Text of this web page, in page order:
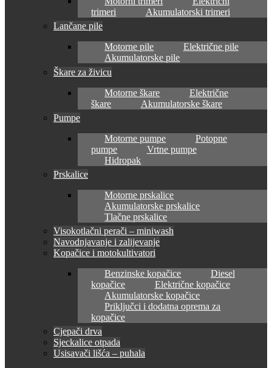
trimeri
Akumulatorski trimeri
Lančane pile
Motorne pile
Električne pile
Akumulatorske pile
Škare za živicu
Motorne škare
Električne
škare
Akumulatorske škare
Pumpe
Motorne pumpe
Potopne
pumpe
Vrtne pumpe
Hidropak
Prskalice
Motorne prskalice
Akumulatorske prskalice
Tlačne prskalice
Visokotlačni perači – miniwash
Navodnjavanje i zalijevanje
Kopačice i motokultivatori
Benzinske kopačice
Diesel
kopačice
Električne kopačice
Akumulatorske kopačice
Priključci i dodatna oprema za
kopačice
Cjepači drva
Sjeckalice otpada
Usisavači lišća – puhala